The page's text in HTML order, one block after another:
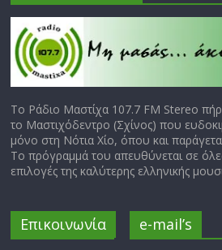
Το Ράδιο Μαστίχα 107.7 FM Stereo
το Μαστιχόδεντρο (Σχίνος) που
μόνο στη Νότια Χίο, όπου και
Το πρόγραμμά του απευθύνεται σε όλες
επιλογές της καλύτερης ελληνικής
Επικοινωνία e-mail’s